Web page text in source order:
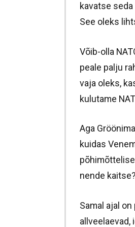
kavatse
See oleks
Võib-olla
peale palju
vaja oleks,
kulutame
Aga
kuidas
nende
Samal ajal
allveelaevad,